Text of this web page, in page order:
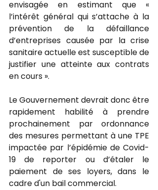
envisagée en estimant que «
l’intérêt général qui s’attache à la
prévention de la défaillance
d’entreprises causée par la crise
sanitaire actuelle est susceptible de
justifier une atteinte aux contrats
en cours ».
Le Gouvernement devrait donc être
rapidement habilité à prendre
prochainement par ordonnance
des mesures permettant à une TPE
impactée par l’épidémie de Covid-
19 de reporter ou d’étaler le
paiement de ses loyers, dans le
cadre d'un bail commercial.